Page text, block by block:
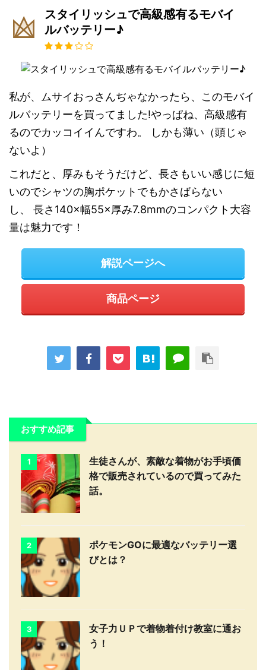
スタイリッシュで高級感有るモバイ
ルバッテリー♪
私が、ムサイおっさんぢゃなかったら、このモバイ
ルバッテリーを買ってました!やっぱね、高級感有
るのでカッコイイんですわ。 しかも薄い（頭じゃ
ないよ）
これだと、厚みもそうだけど、長さもいい感じに短
いのでシャツの胸ポケットでもかさばらない
し、 長さ140×幅55×厚み7.8mmのコンパクト大容
量は魅力です！
解説ページへ
商品ページ
おすすめ記事
1
生徒さんが、素敵な着物がお手頃価
格で販売されているので買ってみた
話。
2
ポケモンGOに最適なバッテリー選
びとは？
3
女子力ＵＰで着物着付け教室に通お
う！